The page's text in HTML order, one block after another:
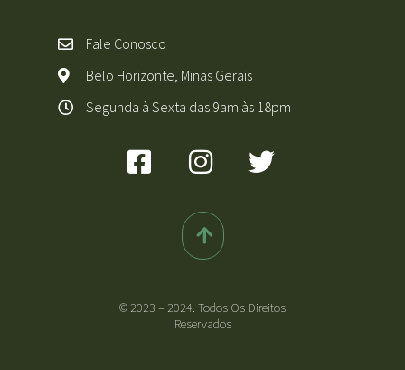
Fale Conosco
Belo Horizonte, Minas Gerais
Segunda à Sexta das 9am às 18pm
© 2023 – 2024. Todos Os Direitos
Reservados